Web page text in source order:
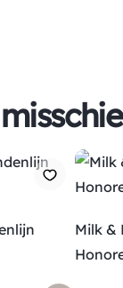
Milk &